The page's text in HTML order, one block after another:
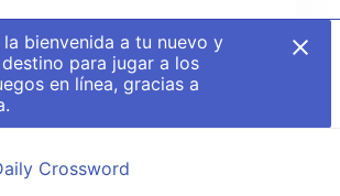
la bienvenida a tu nuevo y
para jugar a los
en línea, gracias a
Crossword